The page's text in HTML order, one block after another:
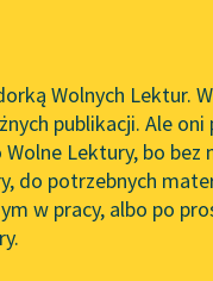
Lektur
Wolnych Lektur.
publikacji. Ale oni
Lektury, bo bez
do potrzebnych
w pracy, albo po